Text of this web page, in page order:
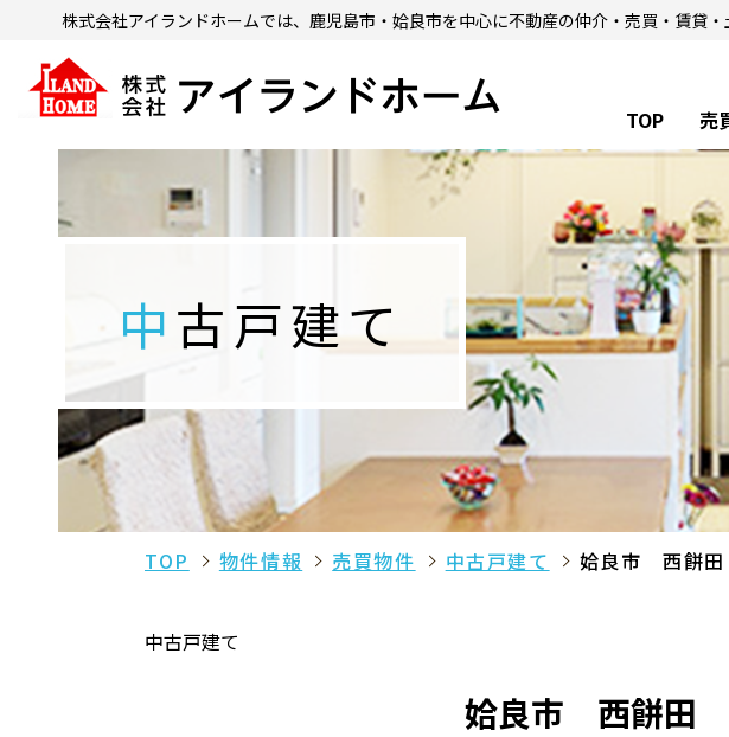
株式会社アイランドホームでは、鹿児島市・姶良市を中心に不動産の仲介・売買・賃貸・
TOP 売
中古戸建て
TOP 物件情報 売買物件 中古戸建て 姶良市 西餅
中古戸建て
姶良市 西餅田